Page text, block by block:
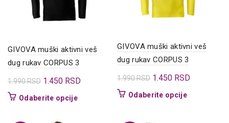
izabrane
na
izabrane
na
GIVOVA muški aktivni veš
dug rukav CORPUS 3
1.990RSD Originalna
cena
1.450 RSDTrenutna
Odaberite opcijeOvaj
GIVOVA muški aktivni veš
dug rukav CORPUS 3
1.990RSD Originalna
cena
1.450 RSDTrenutna
Odaberite opcijeOvaj